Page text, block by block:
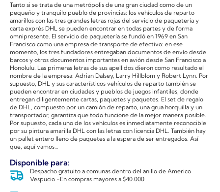
Tanto si se trata de una metrópolis de una gran ciudad como de un
pequeño y tranquilo pueblo de provincias: los vehículos de reparto
amarillos con las tres grandes letras rojas del servicio de paquetería y
carta exprés DHL se pueden encontrar en todas partes y de forma
omnipresente. El servicio de paquetería se fundó en 1969 en San
Francisco como una empresa de transporte de efectivo: en ese
momento, los tres fundadores entregaban documentos de envío desde
barcos y otros documentos importantes en avión desde San Francisco a
Honolulu. Las primeras letras de sus apellidos dieron como resultado el
nombre de la empresa: Adrian Dalsey, Larry Hillblom y Robert Lynn. Por
supuesto, DHL y sus característicos vehículos de reparto también se
pueden encontrar en ciudades y pueblos de juegos infantiles, donde
entregan diligentemente cartas, paquetes y paquetes. El set de regalo
de DHL, compuesto por un camión de reparto, una grua horquilla y un
transportador, garantiza que todo funcione de la mejor manera posible.
Por supuesto, cada uno de los vehículos es inmediatamente reconocible
por su pintura amarilla DHL con las letras con licencia DHL. También hay
un pallet entero lleno de paquetes a la espera de ser entregados. Así
que, aquí vamos…
Disponible para:
Despacho gratuito a comunas dentro del anillo de Americo
Vespucio -En compras mayores a $40.000